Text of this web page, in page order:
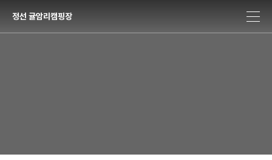
정선 귤암리캠핑장